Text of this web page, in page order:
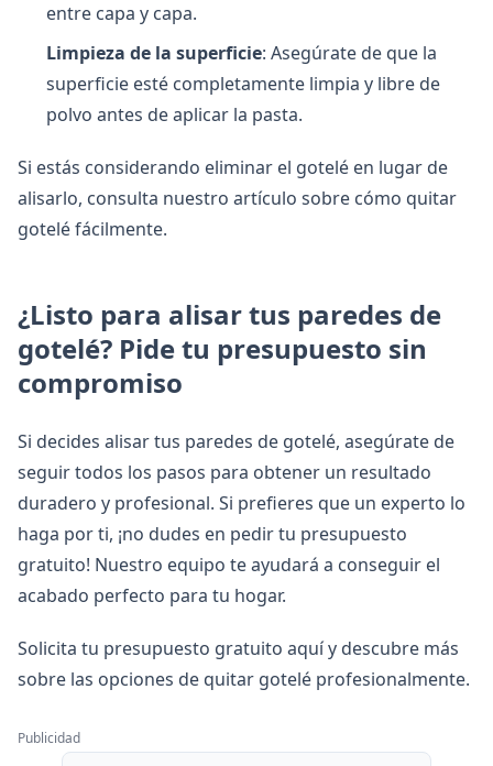
entre capa y capa.
Limpieza de la superficie: Asegúrate de que la
superficie esté completamente limpia y libre de
polvo antes de aplicar la pasta.
Si estás considerando eliminar el gotelé en lugar de
alisarlo, consulta nuestro artículo sobre cómo quitar
gotelé fácilmente.
¿Listo para alisar tus paredes de
gotelé? Pide tu presupuesto sin
compromiso
Si decides alisar tus paredes de gotelé, asegúrate de
seguir todos los pasos para obtener un resultado
duradero y profesional. Si prefieres que un experto lo
haga por ti, ¡no dudes en pedir tu presupuesto
gratuito! Nuestro equipo te ayudará a conseguir el
acabado perfecto para tu hogar.
Solicita tu presupuesto gratuito aquíy descubre más
sobre las opciones de quitar gotelé profesionalmente.
Publicidad